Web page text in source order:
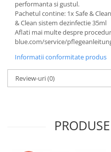
Blițuri și lumini foto/video
Cablu date
tableta
Telefoane mobile
Casti
Telefoane mobile
Custi aparate foto-video
performanta si gustul.
Pachetul contine: 1x Safe &
& Clean sistem dezinfectie 35ml
Aflati mai multe despre
blue.com/service/
Informatii conformitate produs
Review-uri(0)